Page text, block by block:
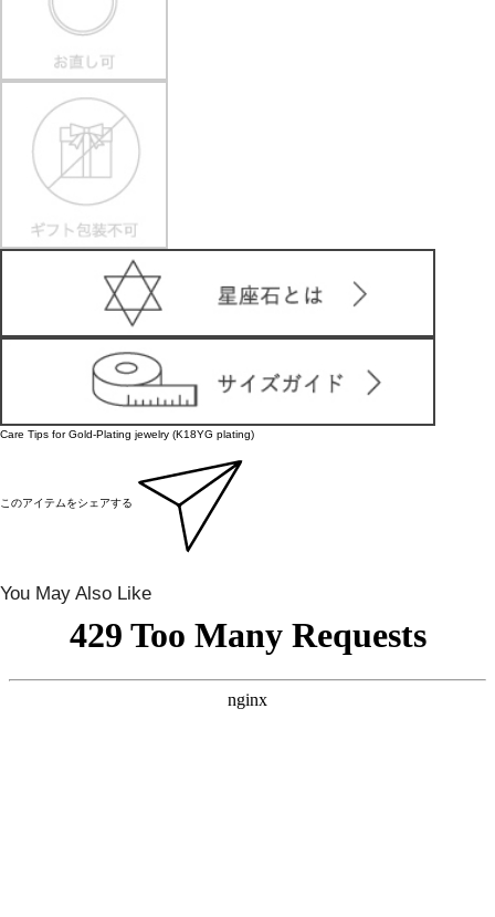
Care Tips for Gold-Plating jewelry (K18YG plating)
このアイテムをシェアする
You May Also Like